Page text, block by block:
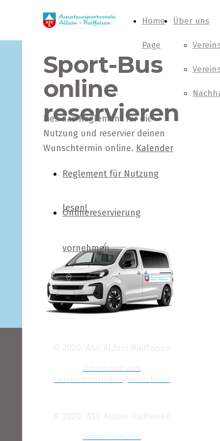
Home
Page
Über uns
Sport-Bus
online
reservieren
Lies das Reglement für die
Nutzung und reservier deinen
Wunschtermin online. Kalender
Reglement für Nutzung
lesen!
Onlinereservierung
vornehmen